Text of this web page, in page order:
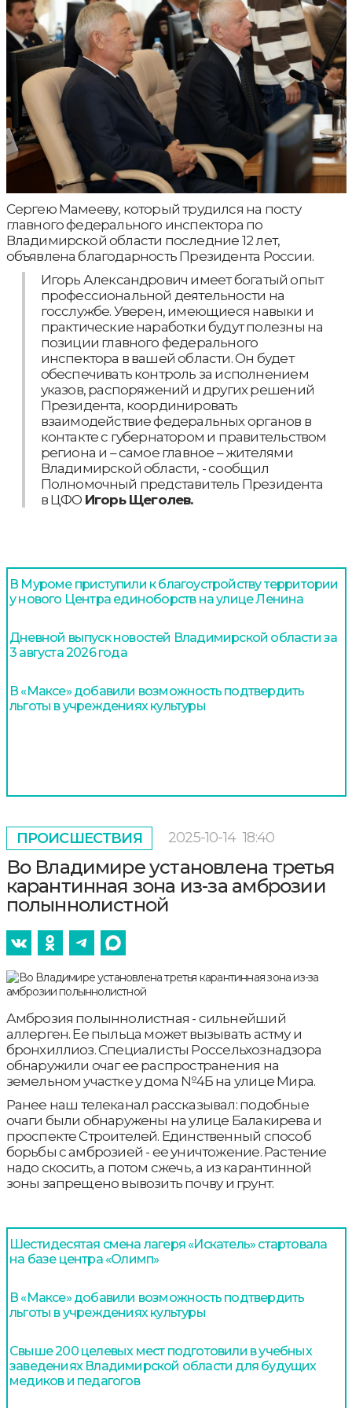
Сергею Мамееву, который трудился на посту
главного федерального инспектора по
Владимирской области последние 12 лет,
объявлена благодарность Президента России.
Игорь Александрович имеет богатый опыт
профессиональной деятельности на
госслужбе. Уверен, имеющиеся навыки и
практические наработки будут полезны на
позиции главного федерального
инспектора в вашей области. Он будет
обеспечивать контроль за исполнением
указов, распоряжений и других решений
Президента, координировать
взаимодействие федеральных органов в
контакте с губернатором и правительством
региона и – самое главное – жителями
Владимирской области, - сообщил
Полномочный представитель Президента
в ЦФО Игорь Щеголев.
В Муроме приступили к благоустройству территории
у нового Центра единоборств на улице Ленина
Дневной выпуск новостей Владимирской области за
3 августа 2026 года
В «Максе» добавили возможность подтвердить
льготы в учреждениях культуры
ПРОИСШЕСТВИЯ 2025-10-14 18:40
Во Владимире установлена третья
карантинная зона из-за амброзии
полыннолистной
Амброзия полыннолистная - сильнейший
аллерген. Ее пыльца может вызывать астму и
бронхиллиоз. Специалисты Россельхознадзора
обнаружили очаг ее распространения на
земельном участке у дома №4Б на улице Мира.
Ранее наш телеканал рассказывал: подобные
очаги были обнаружены на улице Балакирева и
проспекте Строителей. Единственный способ
борьбы с амброзией - ее уничтожение. Растение
надо скосить, а потом сжечь, а из карантинной
зоны запрещено вывозить почву и грунт.
Шестидесятая смена лагеря «Искатель» стартовала
на базе центра «Олимп»
В «Максе» добавили возможность подтвердить
льготы в учреждениях культуры
Свыше 200 целевых мест подготовили в учебных
заведениях Владимирской области для будущих
медиков и педагогов